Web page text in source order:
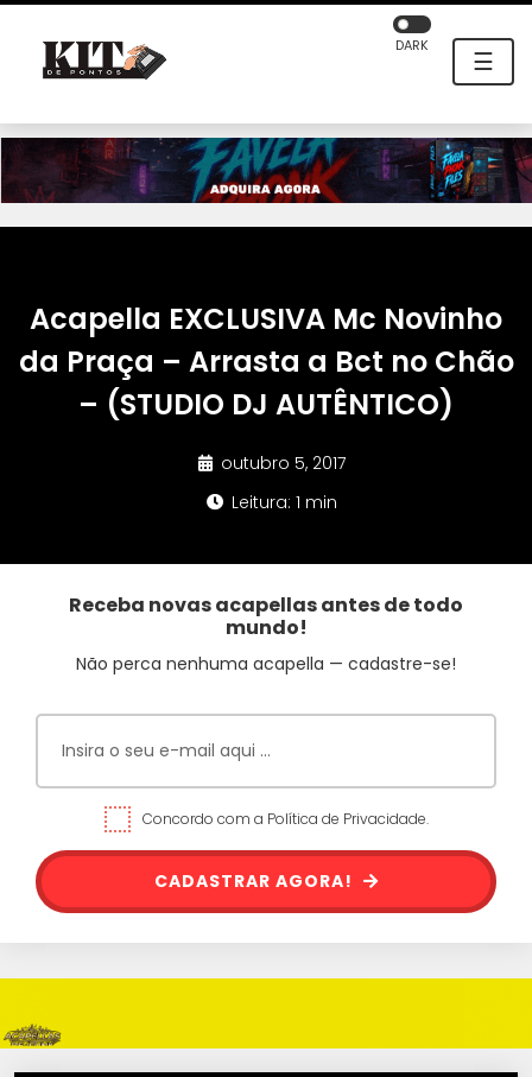
☰
DARK
Acapella EXCLUSIVA Mc Novinho
da Praça – Arrasta a Bct no Chão
– (STUDIO DJ AUTÊNTICO)
outubro 5, 2017
Leitura: 1 min
Receba novas acapellas antes de todo
mundo!
Não perca nenhuma acapella — cadastre-se!
Concordo com a Política de Privacidade.
CADASTRAR AGORA!